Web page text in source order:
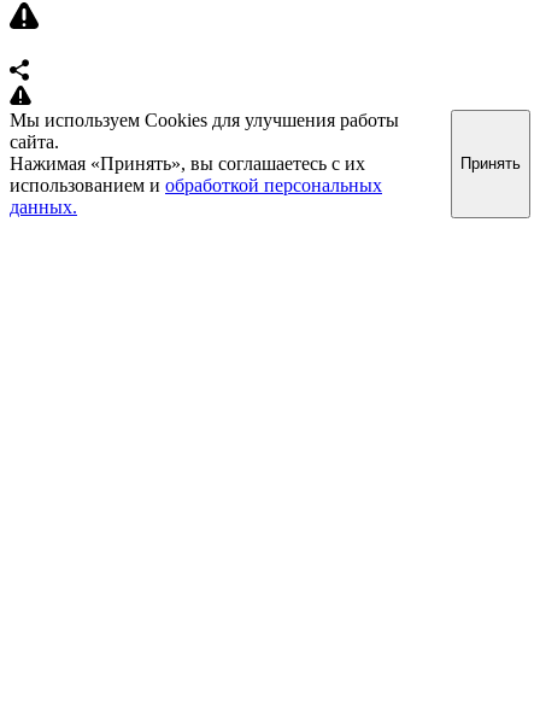
Мы используем Cookies для улучшения работы
сайта.
Нажимая «Принять», вы соглашаетесь с их
использованием и обработкой персональных
данных.
Принять